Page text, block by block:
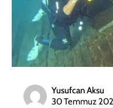
Yusufcan Aksu
30 Temmuz